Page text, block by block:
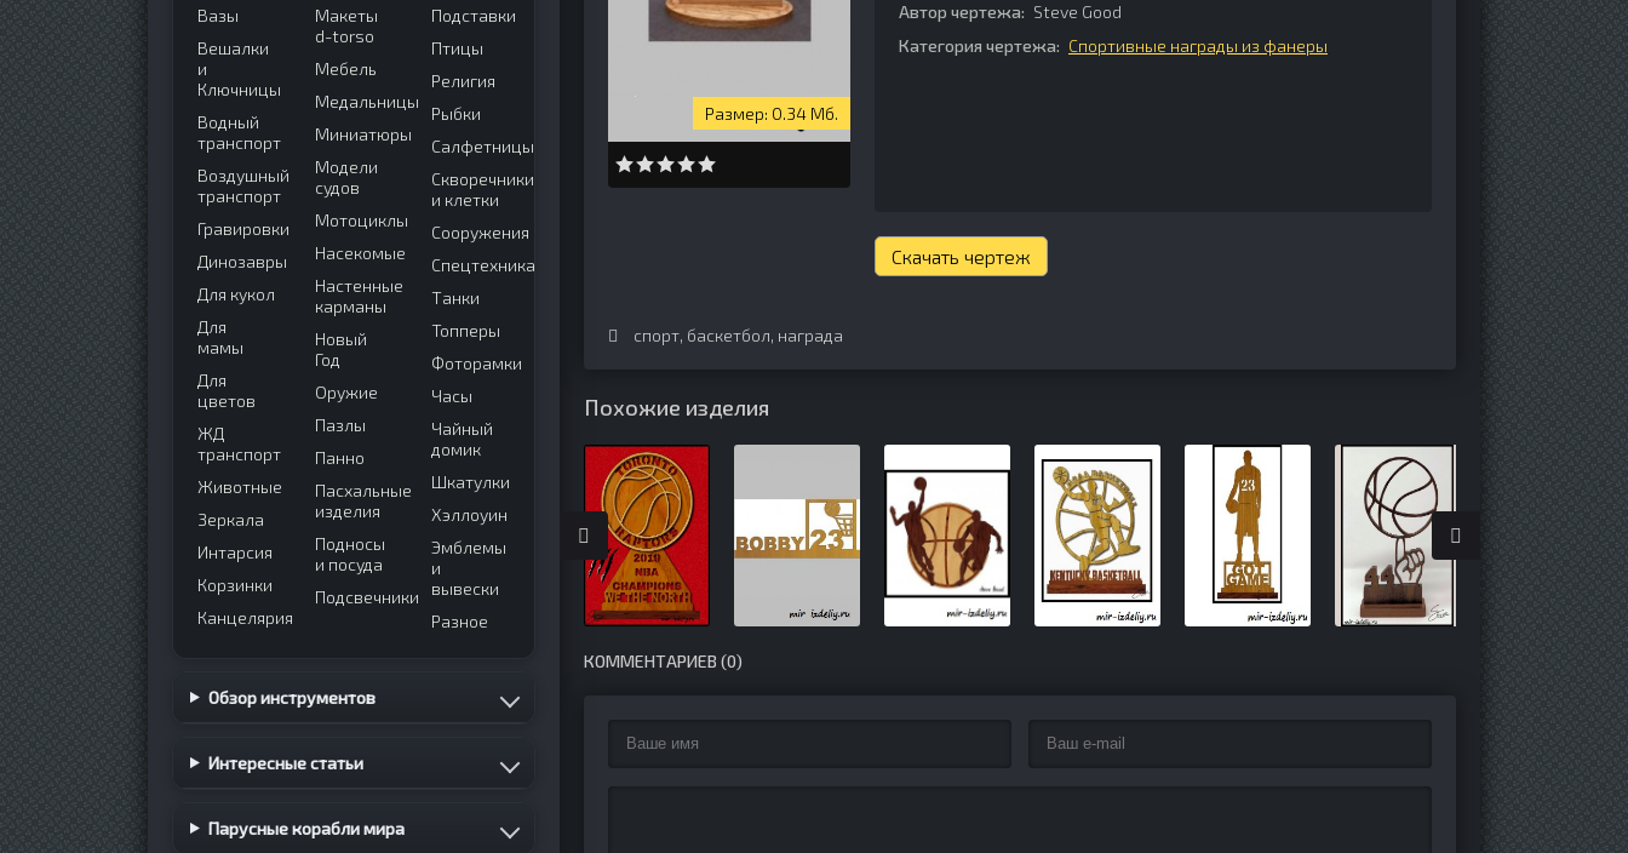
0.34 Мб.
Автор чертежа: Steve Good
Категория чертежа: Спортивные награды из фанеры
Скачать чертеж
спорт, баскетбол, награда
Похожие изделия
КОММЕНТАРИЕВ (0)
Вазы
Вешалки
и
Ключницы
Водный
транспорт
Воздушный
транспорт
Гравировки
Динозавры
Для кукол
Для
мамы
Для
цветов
ЖД
транспорт
Животные
Зеркала
Интарсия
Корзинки
Канцелярия
Макеты
d-torso
Мебель
Медальницы
Миниатюры
Модели
судов
Мотоциклы
Насекомые
Настенные
карманы
Новый
Год
Оружие
Пазлы
Панно
Пасхальные
изделия
Подносы
и посуда
Подсвечники
Подставки
Птицы
Религия
Рыбки
Салфетницы
Скворечники
и клетки
Сооружения
Спецтехника
Танки
Топперы
Фоторамки
Часы
Чайный
домик
Шкатулки
Хэллоуин
Эмблемы
и
вывески
Разное
Обзор инструментов
Интересные статьи
Парусные корабли мира